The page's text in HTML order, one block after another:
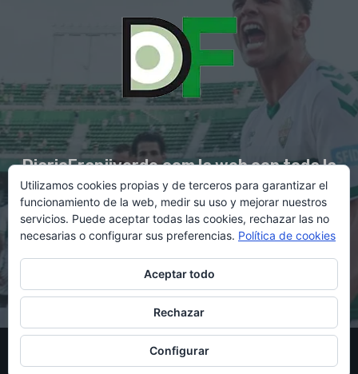
DiarioFranjiverde.com la web con toda la
información del Elche C.F.
Contacto en:diario@franjiverde.com
© Copyright 2021 - Gestión y diseño por Rubén Maestre
Política de cookies Política de privacidad
Utilizamos cookies propias y de terceros para garantizar el
funcionamiento de la web, medir su uso y mejorar nuestros
servicios. Puede aceptar todas las cookies, rechazar las no
necesarias o configurar sus preferencias. Política de cookies
Aceptar todo
Rechazar
Configurar